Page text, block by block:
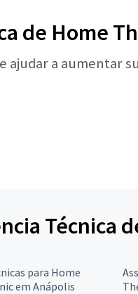
de Home
ajudar a aumentar
Técnica
para Home
em Anápolis